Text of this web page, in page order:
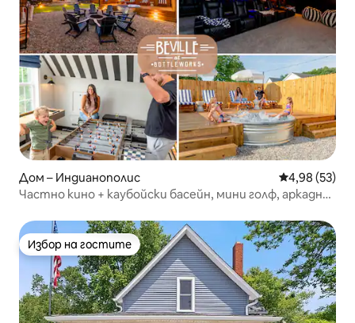
Дом – Индианополис Средна
4,98 (53)
Частно кино + каубойски басейн, мини голф, аркадни
Избор на гостите
Избор на гостите